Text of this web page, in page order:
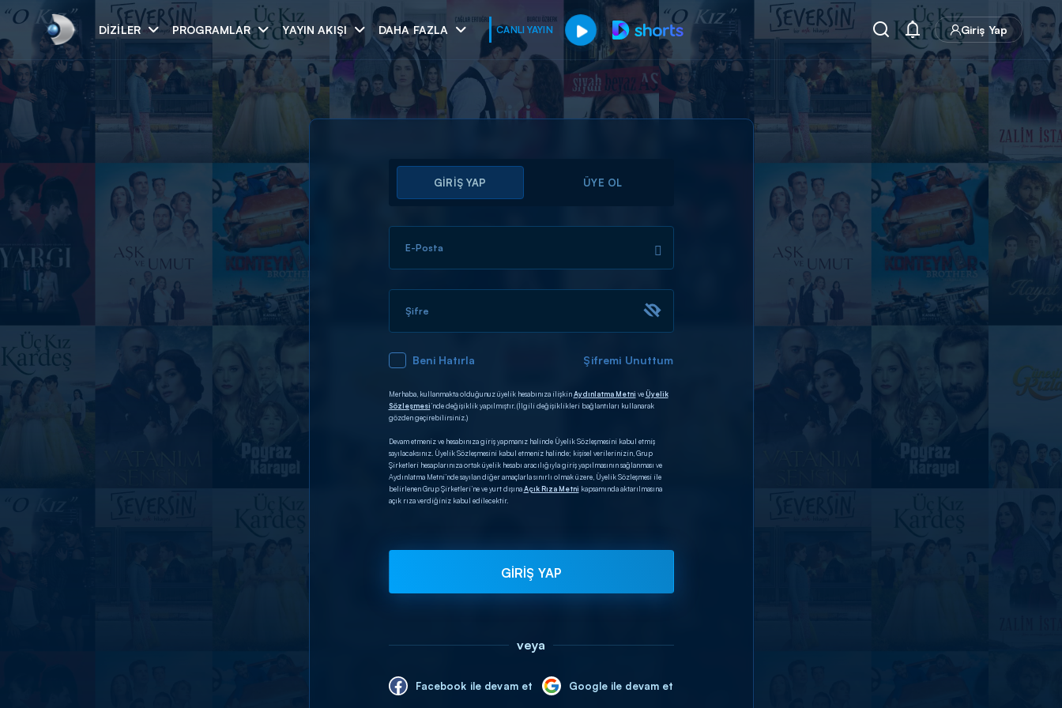
DIZILER PROGRAMLAR YAYIN AKIŞI DAHA FAZLA CANLI YAYIN Giriş Yap
Arama
ARAMA SONUÇLARI
GİRİŞ YAP ÜYE OL
E-Posta
Şifre
Beni Hatırla Şifremi Unuttum
Merhaba, kullanmakta olduğunuz üyelik hesabınıza ilişkinAydınlatma Metni veÜyelik
Sözleşmesi’nde değişiklik yapılmıştır. (İlgili değişiklikleri bağlantıları kullanarak
gözden geçirebilirsiniz.)
Devam etmeniz ve hesabınıza giriş yapmanız halinde Üyelik Sözleşmesini kabul etmiş
sayılacaksınız. Üyelik Sözleşmesini kabul etmeniz halinde; kişisel verilerinizin, Grup
Şirketleri hesaplarınıza ortak üyelik hesabı aracılığıyla giriş yapılmasının sağlanması ve
Aydınlatma Metni’nde sayılan diğer amaçlarla sınırlı olmak üzere, Üyelik Sözleşmesi ile
belirlenen Grup Şirketleri’ne ve yurt dışınaAçık Rıza Metni kapsamında aktarılmasına
açık rıza verdiğiniz kabul edilecektir.
GİRİŞ YAP
veya
Facebook ile devam et Google ile devam et